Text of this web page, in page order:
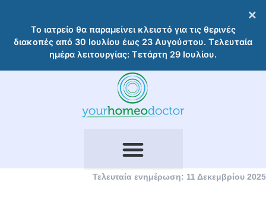
Το ιατρείο θα παραμείνει κλειστό για τις θερινές
διακοπές από 30 Ιουλίου έως 23 Αυγούστου. Τελευταία
ημέρα λειτουργίας: Τετάρτη 29 Ιουλίου.
×
περιεχόμενο
Τελευταία ενημέρωση: 11 Δεκεμβρίου 2025